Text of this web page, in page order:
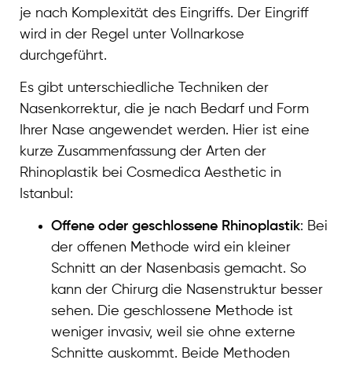
je nach Komplexität des Eingriffs. Der Eingriff
wird in der Regel unter Vollnarkose
durchgeführt.
Es gibt unterschiedliche Techniken der
Nasenkorrektur, die je nach Bedarf und Form
Ihrer Nase angewendet werden. Hier ist eine
kurze Zusammenfassung der Arten der
Rhinoplastik bei Cosmedica Aesthetic in
Istanbul:
Offene oder geschlossene Rhinoplastik: Bei
der offenen Methode wird ein kleiner
Schnitt an der Nasenbasis gemacht. So
kann der Chirurg die Nasenstruktur besser
sehen. Die geschlossene Methode ist
weniger invasiv, weil sie ohne externe
Schnitte auskommt. Beide Methoden